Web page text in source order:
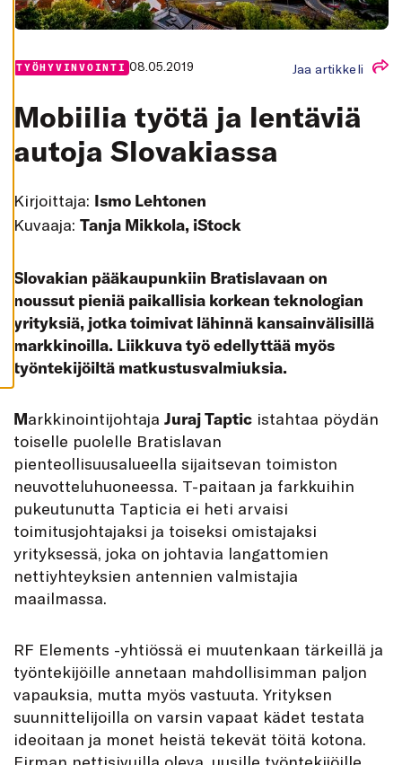
K
A
K
I
Y
K
S
A
K
V
Ä
S
E
T
TYÖHYVINVOINTI 08.05.2019 Jaa artikkeli
Mobiilia työtä ja lentäviä
autoja Slovakiassa
Kirjoittaja: Ismo Lehtonen
Kuvaaja: Tanja Mikkola, iStock
Slovakian pääkaupunkiin Bratislavaan on
noussut pieniä paikallisia korkean teknologian
yrityksiä, jotka toimivat lähinnä kansainvälisillä
markkinoilla. Liikkuva työ edellyttää myös
työntekijöiltä matkustusvalmiuksia.
Markkinointijohtaja Juraj Taptic istahtaa pöydän
toiselle puolelle Bratislavan
pienteollisuusalueella sijaitsevan toimiston
neuvotteluhuoneessa. T-paitaan ja farkkuihin
pukeutunutta Tapticia ei heti arvaisi
toimitusjohtajaksi ja toiseksi omistajaksi
yrityksessä, joka on johtavia langattomien
nettiyhteyksien antennien valmistajia
maailmassa.
RF Elements -yhtiössä ei muutenkaan tärkeillä ja
työntekijöille annetaan mahdollisimman paljon
vapauksia, mutta myös vastuuta. Yrityksen
suunnittelijoilla on varsin vapaat kädet testata
ideoitaan ja monet heistä tekevät töitä kotona.